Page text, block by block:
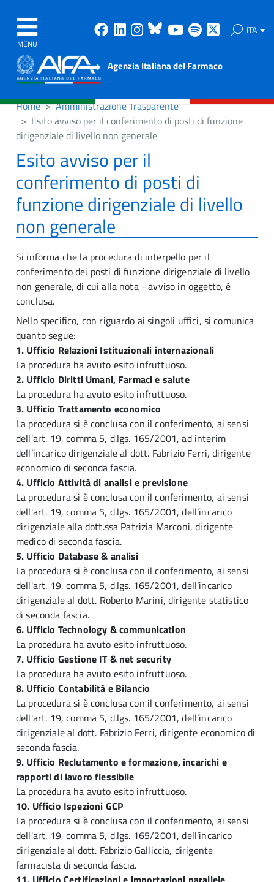
MENU
Facebook
Linkedin
Instagram
Bluesky
Youtube
Spotify ITA
Agenzia Italiana del Farmaco
Home
Amministrazione Trasparente
Esito avviso per il conferimento di posti di funzione
dirigenziale di livello non generale
Esito avviso per il
conferimento di posti di
funzione dirigenziale di livello
non generale
Si informa che la procedura di interpello per il
conferimento dei posti di funzione dirigenziale di livello
non generale, di cui alla nota - avviso in oggetto, è
conclusa.
Nello specifico, con riguardo ai singoli uffici, si comunica
quanto segue:
1. Ufficio Relazioni Istituzionali internazionali
La procedura ha avuto esito infruttuoso.
2. Ufficio Diritti Umani, Farmaci e salute
La procedura ha avuto esito infruttuoso.
3. Ufficio Trattamento economico
La procedura si è conclusa con il conferimento, ai sensi
dell'art. 19, comma 5, d.lgs. 165/2001, ad interim
dell’incarico dirigenziale al dott. Fabrizio Ferri, dirigente
economico di seconda fascia.
4. Ufficio Attività di analisi e previsione
La procedura si è conclusa con il conferimento, ai sensi
dell'art. 19, comma 5, d.lgs. 165/2001, dell’incarico
dirigenziale alla dott.ssa Patrizia Marconi, dirigente
medico di seconda fascia.
5. Ufficio Database & analisi
La procedura si è conclusa con il conferimento, ai sensi
dell'art. 19, comma 5, d.lgs. 165/2001, dell’incarico
dirigenziale al dott. Roberto Marini, dirigente statistico
di seconda fascia.
6. Ufficio Technology & communication
La procedura ha avuto esito infruttuoso.
7. Ufficio Gestione IT & net security
La procedura ha avuto esito infruttuoso.
8. Ufficio Contabilità e Bilancio
La procedura si è conclusa con il conferimento, ai sensi
dell'art. 19, comma 5, d.lgs. 165/2001, dell’incarico
dirigenziale al dott. Fabrizio Ferri, dirigente economico di
seconda fascia.
9. Ufficio Reclutamento e formazione, incarichi e
rapporti di lavoro flessibile
La procedura ha avuto esito infruttuoso.
10. Ufficio Ispezioni GCP
La procedura si è conclusa con il conferimento, ai sensi
dell'art. 19, comma 5, d.lgs. 165/2001, dell’incarico
dirigenziale al dott. Fabrizio Galliccia, dirigente
farmacista di seconda fascia.